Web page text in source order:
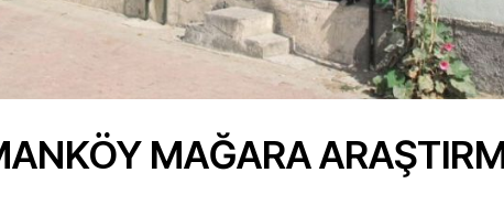
MAĞARA